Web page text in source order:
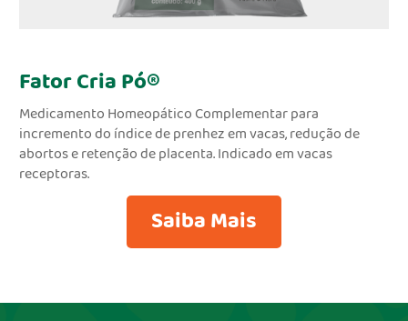
Fator Cria Pó®
Medicamento Homeopático Complementar para
incremento do índice de prenhez em vacas, redução de
abortos e retenção de placenta. Indicado em vacas
receptoras.
Saiba Mais